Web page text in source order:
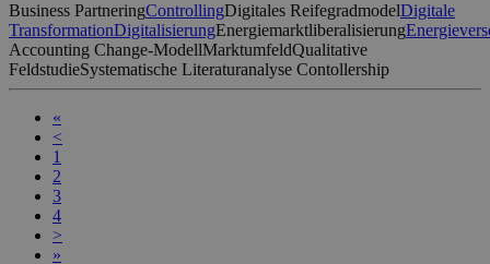
Business PartneringControllingDigitales ReifegradmodelDigitale
TransformationDigitalisierungEnergiemarktliberalisierung
Accounting Change-ModellMarktumfeldQualitative
FeldstudieSystematische Literaturanalyse Contollership
«
<
1
2
3
4
>
»